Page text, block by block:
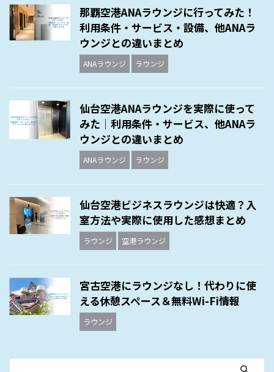
那覇空港ANAラウンジに行ってみた！
利用条件・サービス・設備、他ANAラ
ウンジとの違いまとめ
ANAラウンジ ラウンジ
仙台空港ANAラウンジを実際に使って
みた｜利用条件・サービス、他ANAラ
ウンジとの違いまとめ
ANAラウンジ ラウンジ
仙台空港ビジネスラウンジは快適？入
室方法や実際に使用した感想まとめ
ラウンジ 空港ラウンジ
宮古空港にラウンジなし！代わりに使
える休憩スペース＆無料Wi-Fi情報
ラウンジ